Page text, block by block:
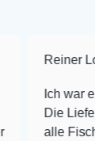
Loe
war erst
Lieferung
Fische haben